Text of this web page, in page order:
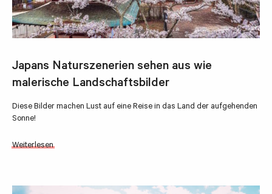
Japans Naturszenerien sehen aus wie
malerische Landschaftsbilder
Diese Bilder machen Lust auf eine Reise in das Land der aufgehenden
Sonne!
Weiterlesen